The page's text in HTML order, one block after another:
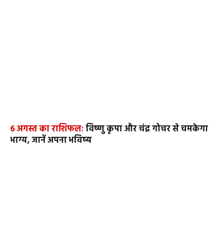
6 अगस्त का राशिफल:विष्णु कृपा और चंद्र गोचर से चमकेगा
भाग्य, जानें अपना भविष्य